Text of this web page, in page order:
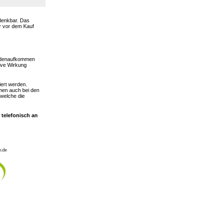
Das
vor dem Kauf
Wirkung
werden.
auch bei den
die
telefonisch an